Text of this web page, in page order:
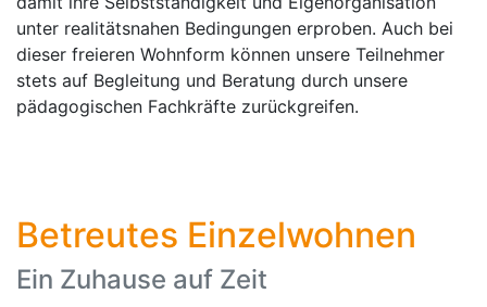
unter realitätsnahen Bedingungen erproben. Auch bei
dieser freieren Wohnform können unsere Teilnehmer
stets auf Begleitung und Beratung durch unsere
pädagogischen Fachkräfte zurückgreifen.
Betreutes Einzelwohnen
Ein Zuhause auf Zeit